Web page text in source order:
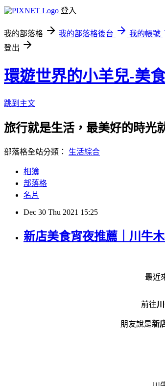
登入
我的部落格 我的部落格後台
我的帳號
登出
環遊世界的小羊兒-美
跳到主文
旅行就是生活，最美好的時光
部落格全站分類： 生活綜合
相簿
部落格
名片
Dec 30 Thu 2021 15:25
新店美食宵夜推薦｜川牛
最近
前往
朋友說是新